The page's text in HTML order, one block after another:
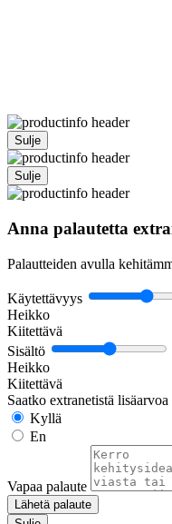
Sulje
Sulje
Anna palautetta
Palautteiden avulla
Käytettävyys
Heikko
Kiitettävä
Sisältö
Heikko
Kiitettävä
Saatko extranetistä
Kyllä
En
Vapaa palaute
Lähetä palaute